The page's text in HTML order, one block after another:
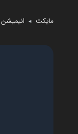
مایکت ◄ انیمیشن